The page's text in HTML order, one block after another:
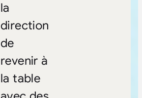
la
direction
de
revenir à
la table